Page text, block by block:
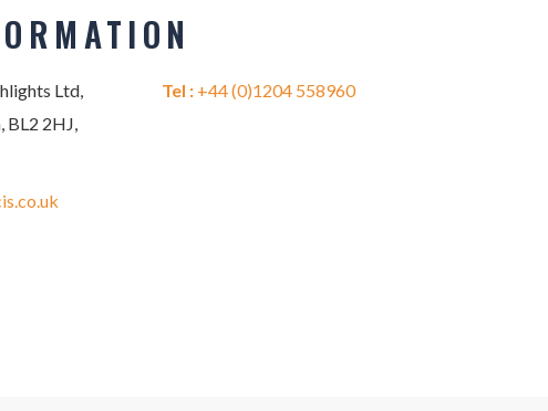
Ltd,
BL2 2HJ,
Tel : +44 (0)1204 558960